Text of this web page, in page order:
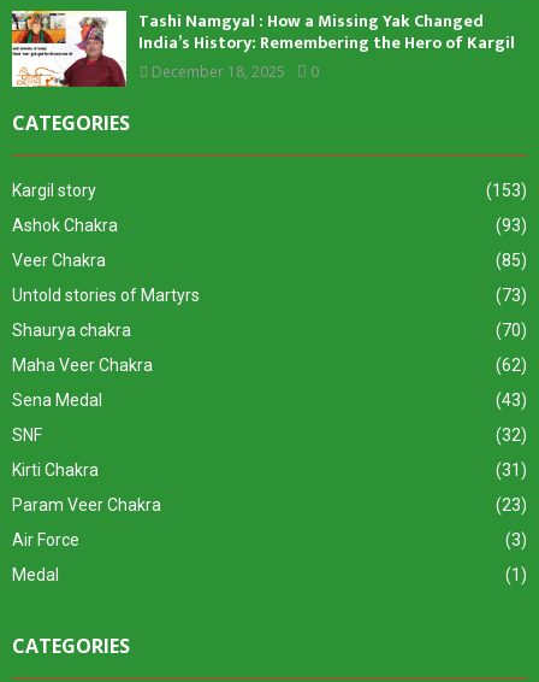
Tashi Namgyal : How a Missing Yak Changed
India’s History: Remembering the Hero of Kargil
December 18, 2025 0
CATEGORIES
Kargil story
(153)
Ashok Chakra
(93)
Veer Chakra
(85)
Untold stories of Martyrs
(73)
Shaurya chakra
(70)
Maha Veer Chakra
(62)
Sena Medal
(43)
SNF
(32)
Kirti Chakra
(31)
Param Veer Chakra
(23)
Air Force
(3)
Medal
(1)
CATEGORIES